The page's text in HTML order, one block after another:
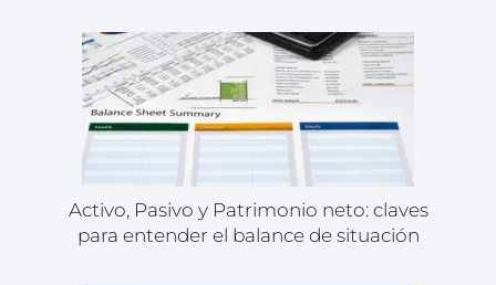
Activo, Pasivo y Patrimonio neto: claves
para entender el balance de situación